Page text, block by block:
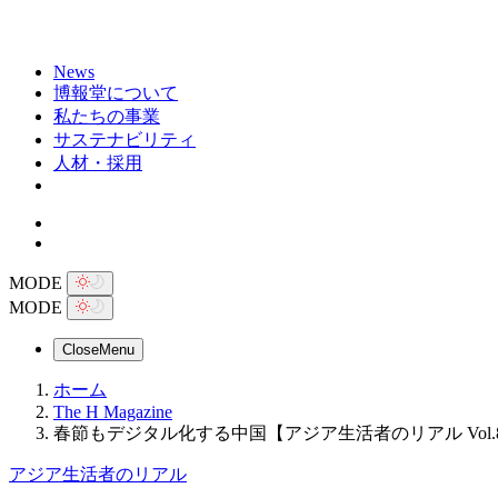
News
博報堂について
私たちの事業
サステナビリティ
人材・採用
MODE
MODE
CloseMenu
ホーム
The H Magazine
春節もデジタル化する中国【アジア生活者のリアル
アジア生活者のリアル